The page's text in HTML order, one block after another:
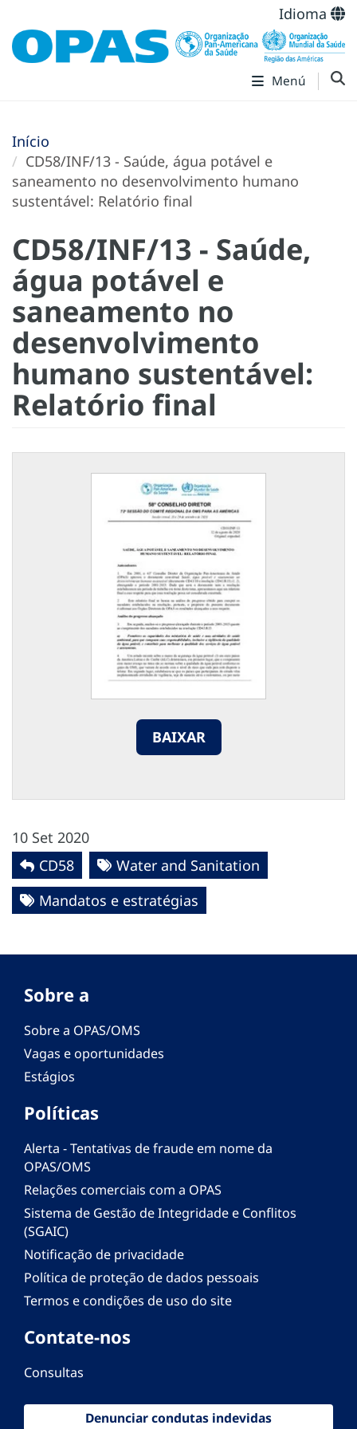
Idioma
Menú
Início
CD58/INF/13 - Saúde, água potável e
saneamento no desenvolvimento humano
sustentável: Relatório final
CD58/INF/13 - Saúde,
água potável e
saneamento no
desenvolvimento
humano sustentável:
Relatório final
BAIXAR
10 Set 2020
CD58
Water and Sanitation
Mandatos e estratégias
Sobre a
Sobre a OPAS/OMS
Vagas e oportunidades
Estágios
Políticas
Alerta - Tentativas de fraude em nome da
OPAS/OMS
Relações comerciais com a OPAS
Sistema de Gestão de Integridade e Conflitos
(SGAIC)
Notificação de privacidade
Política de proteção de dados pessoais
Termos e condições de uso do site
Contate-nos
Consultas
Denunciar condutas indevidas